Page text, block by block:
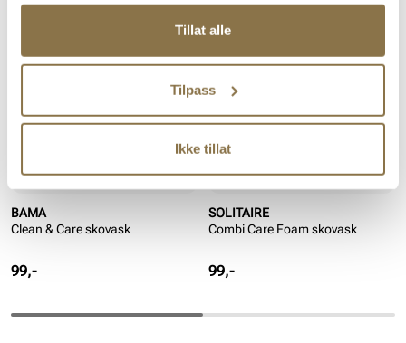
Tillat alle
Tilpass
Ikke tillat
BAMA
Clean & Care skovask
Pris
99,-
SOLITAIRE
Combi Care Foam skovask
Pris
99,-